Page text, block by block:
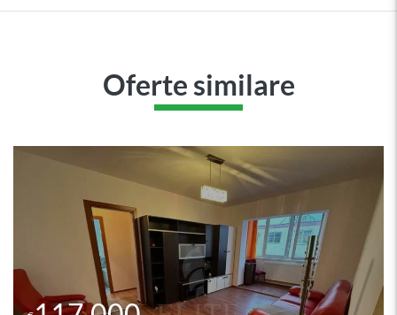
Oferte similare
117.000
Apartament 2 camere în zona
PIATA HERMES
Cluj-Napoca, GHEORGHENI (PIATA HERMES)